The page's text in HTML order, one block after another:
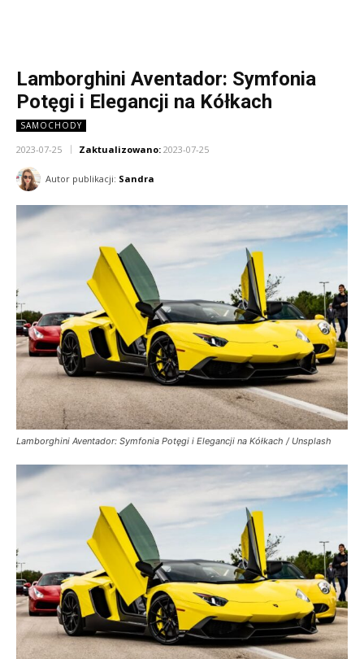
Lamborghini Aventador: Symfonia
Potęgi i Elegancji na Kółkach
SAMOCHODY
2023-07-25 Zaktualizowano: 2023-07-25
Autor publikacji: Sandra
Lamborghini Aventador: Symfonia Potęgi i Elegancji na Kółkach / Unsplash